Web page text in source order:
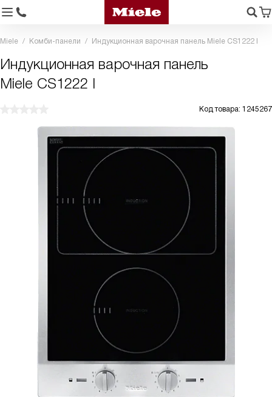
Miele Комби-панели Индукционная варочная панель Miele CS1222 I
Индукционная варочная панель
Miele CS1222 I
Код товара: 1245267